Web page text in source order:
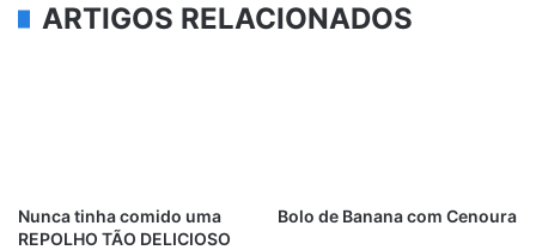
ARTIGOS RELACIONADOS
Nunca tinha comido uma
REPOLHO TÃO DELICIOSO
Bolo de Banana com Cenoura